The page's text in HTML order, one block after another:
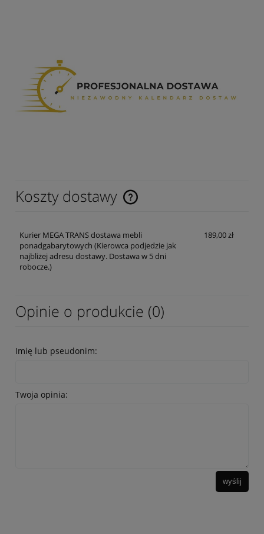
Koszty dostawy
Cena nie zawiera ewentualnych kosztów płatności
Kurier MEGA TRANS dostawa mebli
ponadgabarytowych (Kierowca podjedzie jak
najbliżej adresu dostawy. Dostawa w 5 dni
robocze.)
189,00 zł
Opinie o produkcie (0)
Imię lub pseudonim:
Twoja opinia:
wyślij